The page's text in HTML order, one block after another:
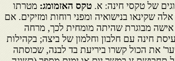
של טקסי חינה: א. טקס האזמומג: מטרתו
שקינאו בנישואיה ומפני רוחות ומזיקים. אם
מבוגרת שהיתה מומחית לכך, מרחה
חינה עם חלבון וחלמון של ביצה; בקהילות
את הכול קשרו ביריעת בד לבנה, שכוסתה